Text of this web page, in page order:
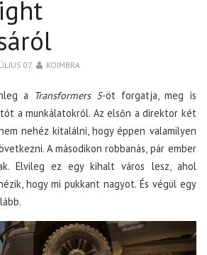
07. KOIMBRA
a Transformers 5-öt forgatja, meg is
a munkálatokról. Az elsőn a direktor két
nehéz kitalálni, hogy éppen valamilyen
A másodikon robbanás, pár ember
Elvileg ez egy kihalt város lesz, ahol
hogy mi pukkant nagyot. És végül egy